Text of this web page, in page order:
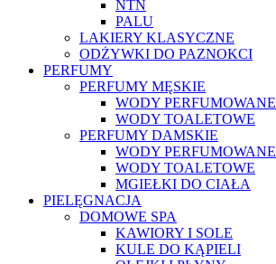
NTN
PALU
LAKIERY KLASYCZNE
ODŻYWKI DO PAZNOKCI
PERFUMY
PERFUMY MĘSKIE
WODY PERFUMOWANE
WODY TOALETOWE
PERFUMY DAMSKIE
WODY PERFUMOWANE
WODY TOALETOWE
MGIEŁKI DO CIAŁA
PIELĘGNACJA
DOMOWE SPA
KAWIORY I SOLE
KULE DO KĄPIELI